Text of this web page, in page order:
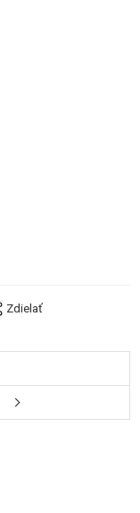
Zdielať